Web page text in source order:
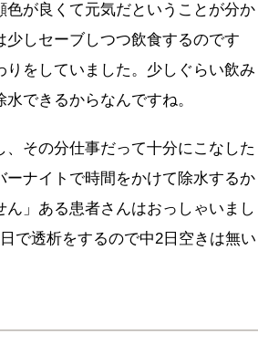
が良くて元気だということが分か
しセーブしつつ飲食するのです
をしていました。少しぐらい飲み
できるからなんですね。
、その分仕事だって十分にこなした
ナイトで時間をかけて除水するか
」ある患者さんはおっしゃいまし
で透析をするので中2日空きは無い